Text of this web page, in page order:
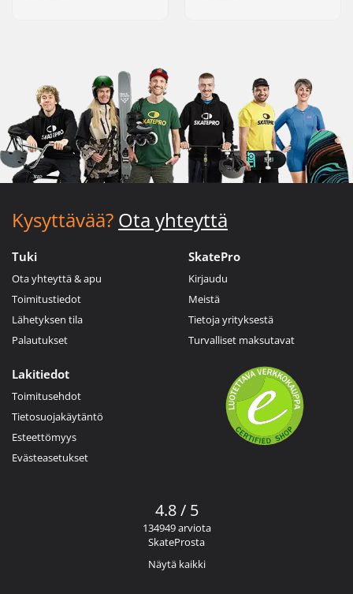
Kysyttävää? Ota yhteyttä
Tuki
Ota yhteyttä & apu
Toimitustiedot
Lähetyksen tila
Palautukset
SkatePro
Kirjaudu
Meistä
Tietoja yrityksestä
Turvalliset maksutavat
Lakitiedot
Toimitusehdot
Tietosuojakäytäntö
Esteettömyys
Evästeasetukset
4.8 / 5
134949 arviota
SkateProsta
Näytä kaikki